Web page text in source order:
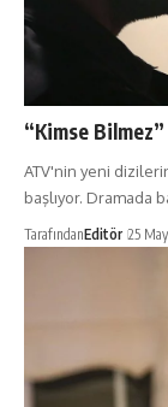
“Kimse Bilmez”
ATV'nin yeni
başlıyor. Dramada
TarafındanEditör 25